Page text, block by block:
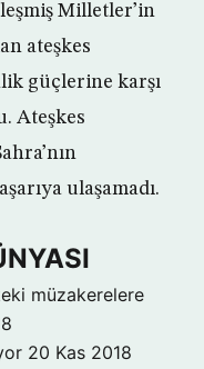
Milletler’in
ateşkes
güçlerine karşı
Ateşkes
ulaşamadı.
müzakerelere
20 Kas 2018